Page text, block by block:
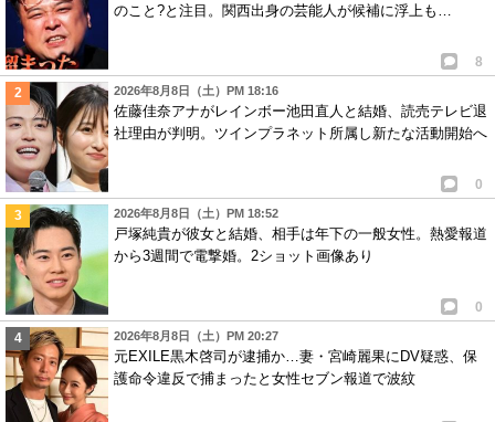
のこと?と注目。関西出身の芸能人が候補に浮上も…
8
2026年8月8日（土）PM 18:16
佐藤佳奈アナがレインボー池田直人と結婚、読売テレビ退
社理由が判明。ツインプラネット所属し新たな活動開始へ
0
2026年8月8日（土）PM 18:52
戸塚純貴が彼女と結婚、相手は年下の一般女性。熱愛報道
から3週間で電撃婚。2ショット画像あり
0
2026年8月8日（土）PM 20:27
元EXILE黒木啓司が逮捕か…妻・宮崎麗果にDV疑惑、保
護命令違反で捕まったと女性セブン報道で波紋